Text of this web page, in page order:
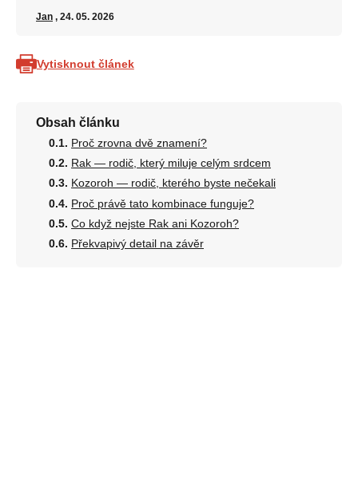
Jan , 24. 05. 2026
Vytisknout článek
Obsah článku
Proč zrovna dvě znamení?
Rak — rodič, který miluje celým srdcem
Kozoroh — rodič, kterého byste nečekali
Proč právě tato kombinace funguje?
Co když nejste Rak ani Kozoroh?
Překvapivý detail na závěr